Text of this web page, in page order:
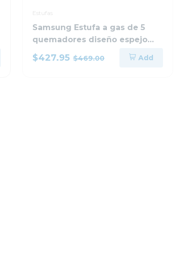
Estufas
Samsung Estufa a gas de 5
quemadores diseño espejo
gris nx52t7522ls
$427.95 $469.00 Add